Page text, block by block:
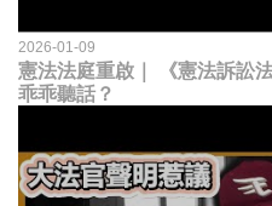
2026-01-09
憲法法庭重啟｜ 《憲法訴訟
乖乖聽話？